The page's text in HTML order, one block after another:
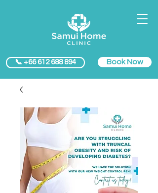
📞 +66 612 688 894 Book Now